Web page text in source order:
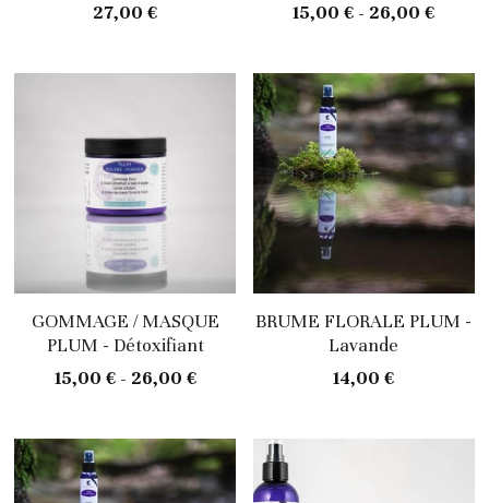
27,00 € 15,00 € - 26,00 €
GOMMAGE / MASQUE
PLUM - Détoxifiant
15,00 € - 26,00 €
BRUME FLORALE PLUM -
Lavande
14,00 €